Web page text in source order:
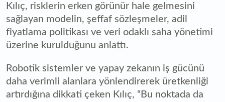
Kılıç, risklerin erken görünür hale gelmesini
sağlayan modelin, şeffaf sözleşmeler, adil
fiyatlama politikası ve veri odaklı saha yönetimi
üzerine kurulduğunu anlattı.
Robotik sistemler ve yapay zekanın iş gücünü
daha verimli alanlara yönlendirerek üretkenliği
artırdığına dikkati çeken Kılıç, “Bu noktada da